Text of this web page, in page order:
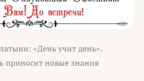
«День учит день».
приносит новые знания